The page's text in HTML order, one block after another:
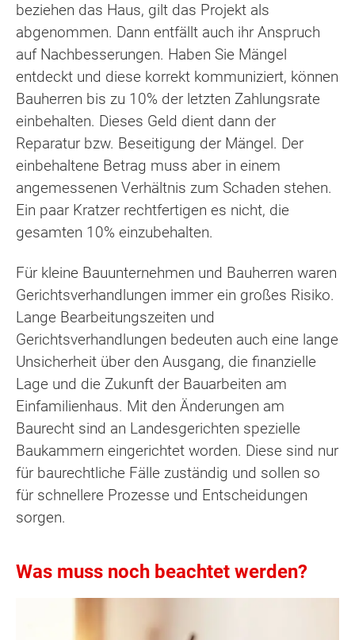
beziehen das Haus, gilt das Projekt als
abgenommen. Dann entfällt auch ihr Anspruch
auf Nachbesserungen. Haben Sie Mängel
entdeckt und diese korrekt kommuniziert, können
Bauherren bis zu 10% der letzten Zahlungsrate
einbehalten. Dieses Geld dient dann der
Reparatur bzw. Beseitigung der Mängel. Der
einbehaltene Betrag muss aber in einem
angemessenen Verhältnis zum Schaden stehen.
Ein paar Kratzer rechtfertigen es nicht, die
gesamten 10% einzubehalten.
Für kleine Bauunternehmen und Bauherren waren
Gerichtsverhandlungen immer ein großes Risiko.
Lange Bearbeitungszeiten und
Gerichtsverhandlungen bedeuten auch eine lange
Unsicherheit über den Ausgang, die finanzielle
Lage und die Zukunft der Bauarbeiten am
Einfamilienhaus. Mit den Änderungen am
Baurecht sind an Landesgerichten spezielle
Baukammern eingerichtet worden. Diese sind nur
für baurechtliche Fälle zuständig und sollen so
für schnellere Prozesse und Entscheidungen
sorgen.
Was muss noch beachtet werden?